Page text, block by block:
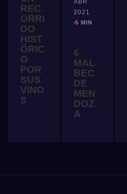
REC
ORRI
DO
HIST
ÓRIC
O
POR
SUS
VINO
S
ABR
2021
5 MIN
6
MAL
BEC
DE
MEN
DOZ
A